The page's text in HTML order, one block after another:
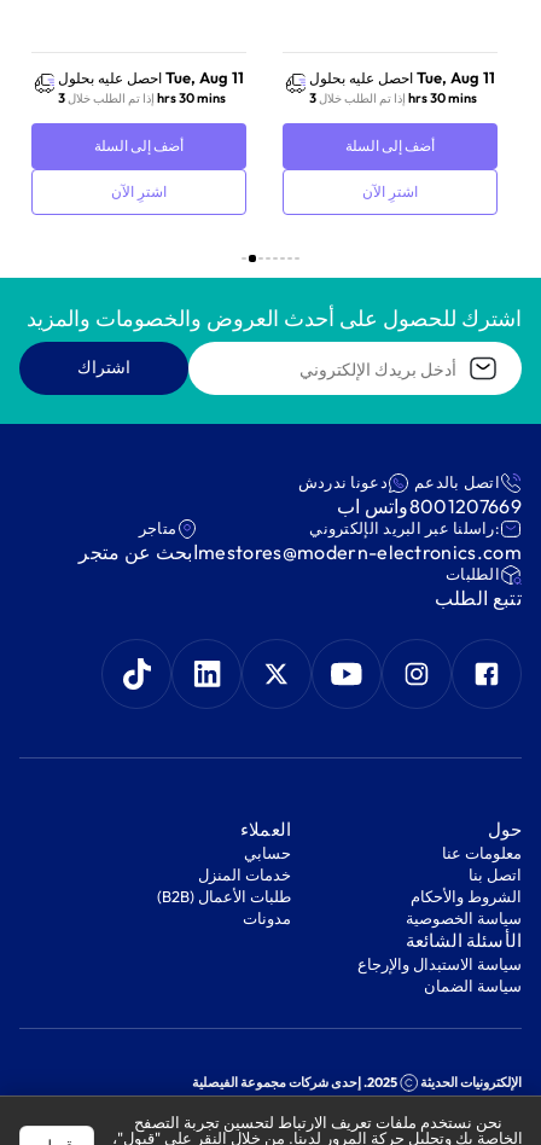
احصل عليه بحلول Tue, Aug 11
إذا تم الطلب خلال 3 hrs 30 mins
أضف إلى السلة
اشترِ الآن
احصل عليه بحلول Tue, Aug 11
إذا تم الطلب خلال 3 hrs 30 mins
أضف إلى السلة
اشترِ الآن
اشترك للحصول على أحدث العروض والخصومات والمزيد
اشتراك
اتصل بالدعم
8001207669
دعونا ندردش
واتس اب
:راسلنا عبر البريد الإلكتروني
mestores@modern-electronics.com
متاجر
ابحث عن متجر
‫الطلبات‬
‫تتبع الطلب‬
‫حول‬
معلومات عنا
اتصل بنا
‫الشروط والأحكام‬
‫سياسة الخصوصية‬
‫العملاء‬
‫حسابي‬
‫خدمات المنزل‬
‫طلبات الأعمال (B2B)‬
مدونات
‫الأسئلة الشائعة‬
‫سياسة الاستبدال والإرجاع‬
‫سياسة الضمان‬
الإلكترونيات الحديثة 2025. إحدى شركات مجموعة الفيصلية
الرقم الضريبي: 301244989910003
نحن نستخدم ملفات تعريف الارتباط لتحسين تجربة التصفح
الخاصة بك وتحليل حركة المرور لدينا. من خلال النقر على "قبول"،